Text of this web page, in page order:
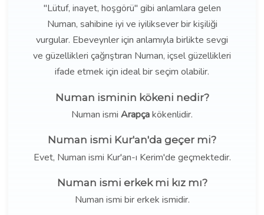
"Lütuf, inayet, hoşgörü" gibi anlamlara gelen
Numan, sahibine iyi ve iyiliksever bir kişiliği
vurgular. Ebeveynler için anlamıyla birlikte sevgi
ve güzellikleri çağrıştıran Numan, içsel güzellikleri
ifade etmek için ideal bir seçim olabilir.
Numan isminin kökeni nedir?
Numan ismi Arapçakökenlidir.
Numan ismi Kur'an'da geçer mi?
Evet, Numan ismi Kur'an-ı Kerim'de geçmektedir.
Numan ismi erkek mi kız mı?
Numan ismi bir erkek ismidir.